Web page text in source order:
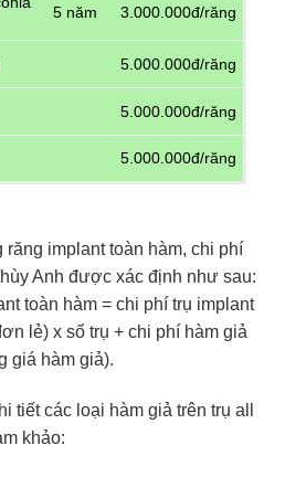
5 năm 3.000.000đ/răng
5.000.000đ/răng
5.000.000đ/răng
5.000.000đ/răng
implant toàn hàm, chi phí
Anh được xác định như sau:
toàn hàm = chi phí trụ implant
lẻ) x số trụ + chi phí hàm giả
giá hàm giả).
tiết các loại hàm giả trên trụ all
khảo: